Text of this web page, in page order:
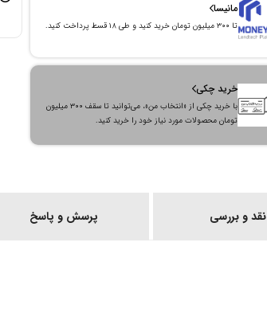
مانیسا
تا ۳۰۰ میلیون تومان خرید کنید و طی ۱۸ قسط پرداخت کنید.
خرید چکی
با خرید چکی از «انتخاب من»، می‌توانید تا سقف ۳۰۰ میلیون
تومان محصولات مورد نیاز خود را خرید کنید.
نقد و بررسی پرسش و پاسخ